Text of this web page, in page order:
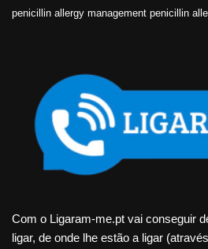
penicillin allergy management penicillin
Com o Ligaram-me.pt vai conseguir
ligar, de onde lhe estão a ligar